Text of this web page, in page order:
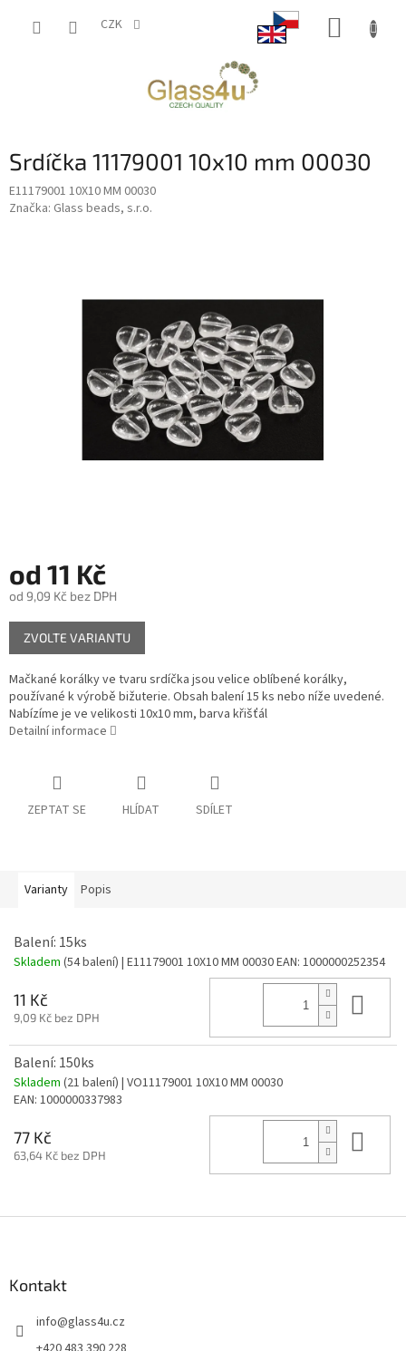
CZK
Srdíčka 11179001 10x10 mm 00030
E11179001 10X10 MM 00030
Značka: Glass beads, s.r.o.
od 11 Kč
od 9,09 Kč bez DPH
Měrná
cena:
ZVOLTE VARIANTU
Mačkané korálky ve tvaru srdíčka jsou velice oblíbené korálky,
používané k výrobě bižuterie. Obsah balení 15 ks nebo níže uvedené.
Nabízíme je ve velikosti 10x10 mm, barva křišťál
Detailní informace
ZEPTAT SE HLÍDAT SDÍLET
Varianty Popis
Balení: 15ks
Skladem (54 balení) | E11179001 10X10 MM 00030EAN: 1000000252354
11 Kč
9,09 Kč bez DPH
Balení: 150ks
Skladem (21 balení) | VO11179001 10X10 MM 00030
EAN: 1000000337983
77 Kč
63,64 Kč bez DPH
Kontakt
info@glass4u.cz